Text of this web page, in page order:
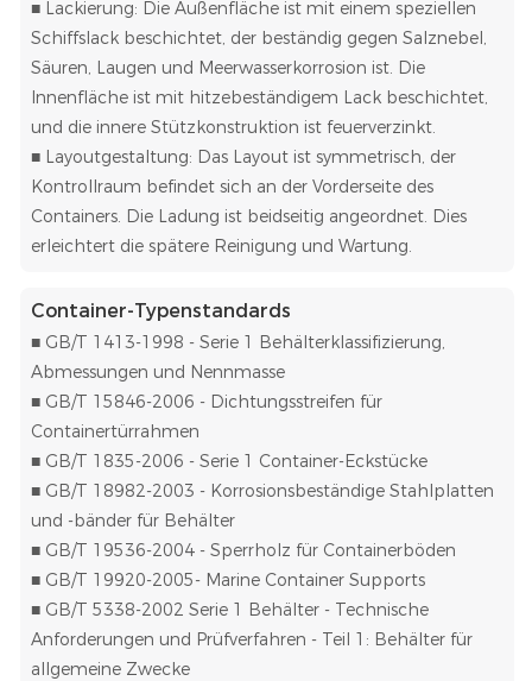
■ Lackierung: Die Außenfläche ist mit einem speziellen
Schiffslack beschichtet, der beständig gegen Salznebel,
Säuren, Laugen und Meerwasserkorrosion ist. Die
Innenfläche ist mit hitzebeständigem Lack beschichtet,
und die innere Stützkonstruktion ist feuerverzinkt.
■ Layoutgestaltung: Das Layout ist symmetrisch, der
Kontrollraum befindet sich an der Vorderseite des
Containers. Die Ladung ist beidseitig angeordnet. Dies
erleichtert die spätere Reinigung und Wartung.
Container-Typenstandards
■ GB/T 1413-1998 - Serie 1 Behälterklassifizierung,
Abmessungen und Nennmasse
■ GB/T 15846-2006 - Dichtungsstreifen für
Containertürrahmen
■ GB/T 1835-2006 - Serie 1 Container-Eckstücke
■ GB/T 18982-2003 - Korrosionsbeständige Stahlplatten
und -bänder für Behälter
■ GB/T 19536-2004 - Sperrholz für Containerböden
■ GB/T 19920-2005- Marine Container Supports
■ GB/T 5338-2002 Serie 1 Behälter - Technische
Anforderungen und Prüfverfahren - Teil 1: Behälter für
allgemeine Zwecke